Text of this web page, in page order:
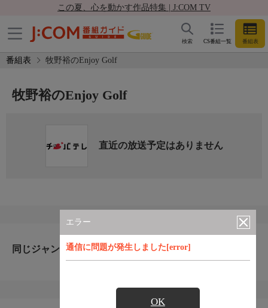
この夏、心を動かす作品特集 | J:COM TV
CS番組一覧 番組表
検索
番組表 牧野裕のEnjoy Golf
エラー
通信に問題が発生しました[error]
OK
牧野裕のEnjoy Golf
直近の放送予定はありません
同じジャンルのおすすめ番組